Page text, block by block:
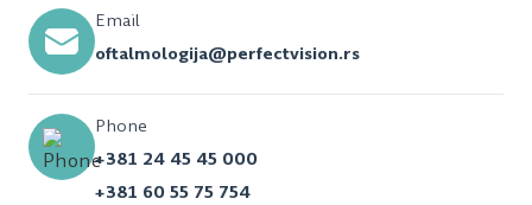
Email
oftalmologija@perfectvision.rs
Phone
+381 24 45 45 000
+381 60 55 75 754